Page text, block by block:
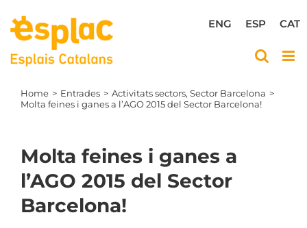
content
CAT
ESP
ENG
Home Entrades Activitats sectors Sector Barcelona
Molta feines i ganes a l’AGO 2015 del Sector Barcelona!
Molta feines i ganes a
l’AGO 2015 del Sector
Barcelona!